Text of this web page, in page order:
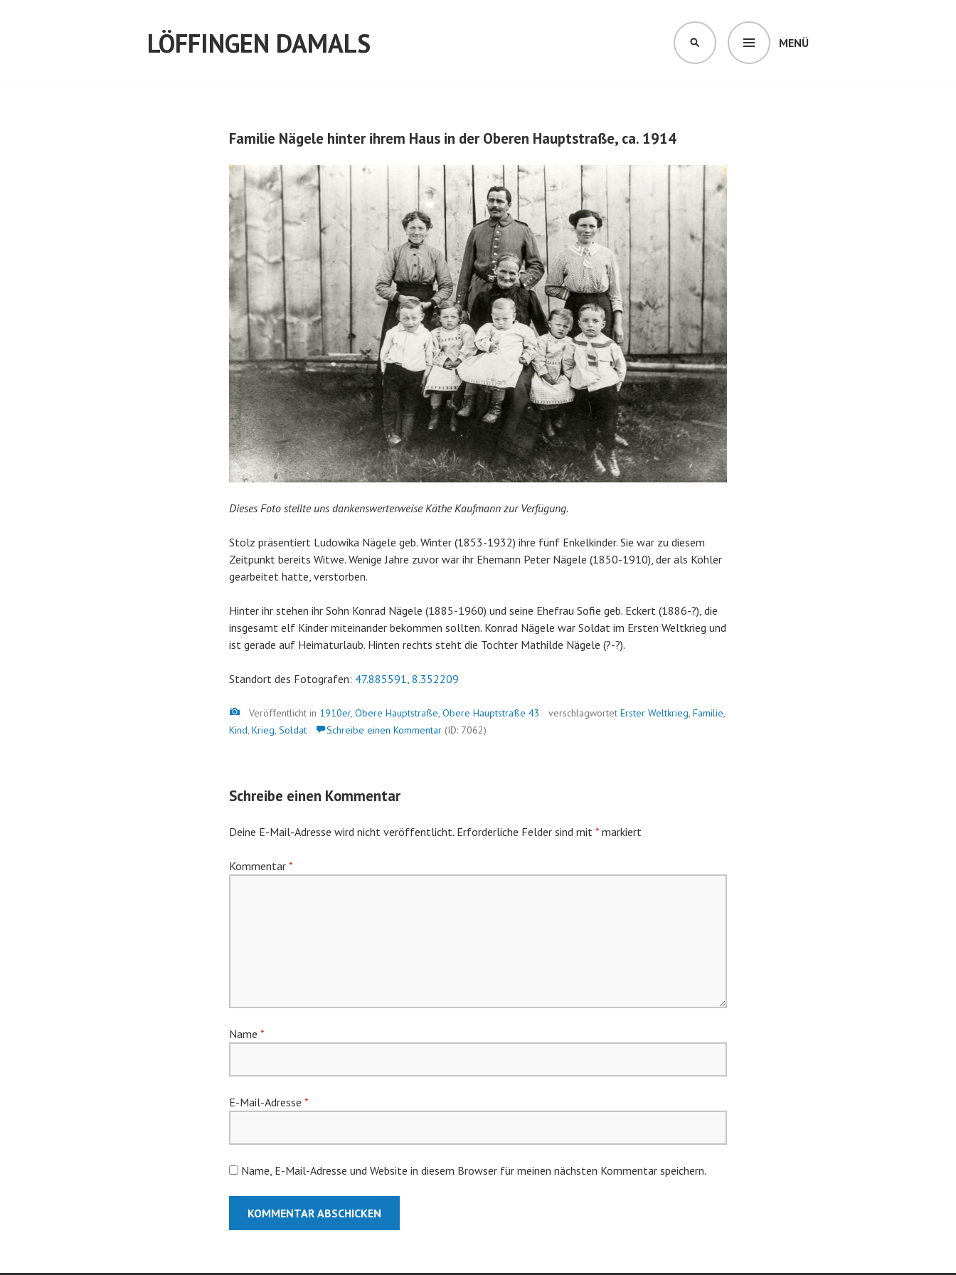
LÖFFINGEN DAMALS MENÜ
SUCHEN
Familie Nägele hinter ihrem Haus in der Oberen Hauptstraße, ca. 1914
Dieses Foto stellte uns dankenswerterweise Käthe Kaufmann zur Verfügung.
Stolz präsentiert Ludowika Nägele geb. Winter (1853-1932) ihre fünf Enkelkinder. Sie war zu diesem
Zeitpunkt bereits Witwe. Wenige Jahre zuvor war ihr Ehemann Peter Nägele (1850-1910), der als Köhler
gearbeitet hatte, verstorben.
Hinter ihr stehen ihr Sohn Konrad Nägele (1885-1960) und seine Ehefrau Sofie geb. Eckert (1886-?), die
insgesamt elf Kinder miteinander bekommen sollten. Konrad Nägele war Soldat im Ersten Weltkrieg und
ist gerade auf Heimaturlaub. Hinten rechts steht die Tochter Mathilde Nägele (?-?).
Standort des Fotografen: 47.885591, 8.352209
Bild
Veröffentlicht in 1910er, Obere Hauptstraße, Obere Hauptstraße 43 verschlagwortet Erster Weltkrieg, Familie,
Kind, Krieg, Soldat Schreibe einen Kommentar (ID: 7062)
Schreibe einen Kommentar
Deine E-Mail-Adresse wird nicht veröffentlicht. Erforderliche Felder sind mit * markiert
Kommentar *
Name *
E-Mail-Adresse *
Name, E-Mail-Adresse und Website in diesem Browser für meinen nächsten Kommentar speichern.